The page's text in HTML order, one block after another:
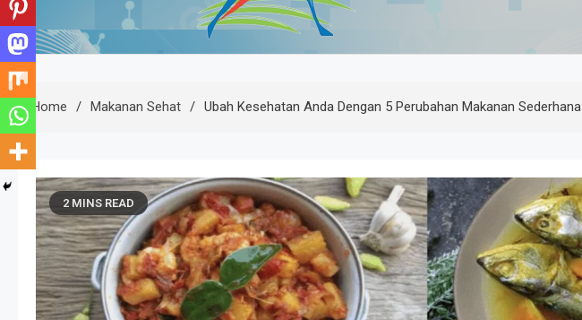
Home Makanan Sehat Ubah Kesehatan Anda Dengan 5 Perubahan Makanan Sederhana
2 MINS READ